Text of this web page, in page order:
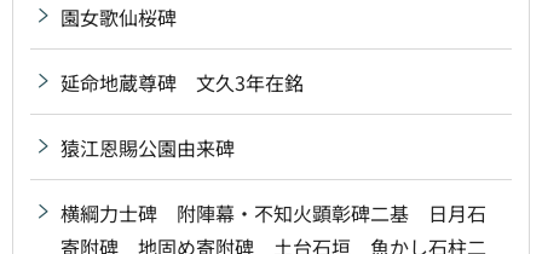
園女歌仙桜碑
延命地蔵尊碑 文久3年在銘
猿江恩賜公園由来碑
横綱力士碑 附陣幕・不知火顕彰碑二基 日月石
寄附碑 地固め寄附碑 土台石垣 魚かし石柱二